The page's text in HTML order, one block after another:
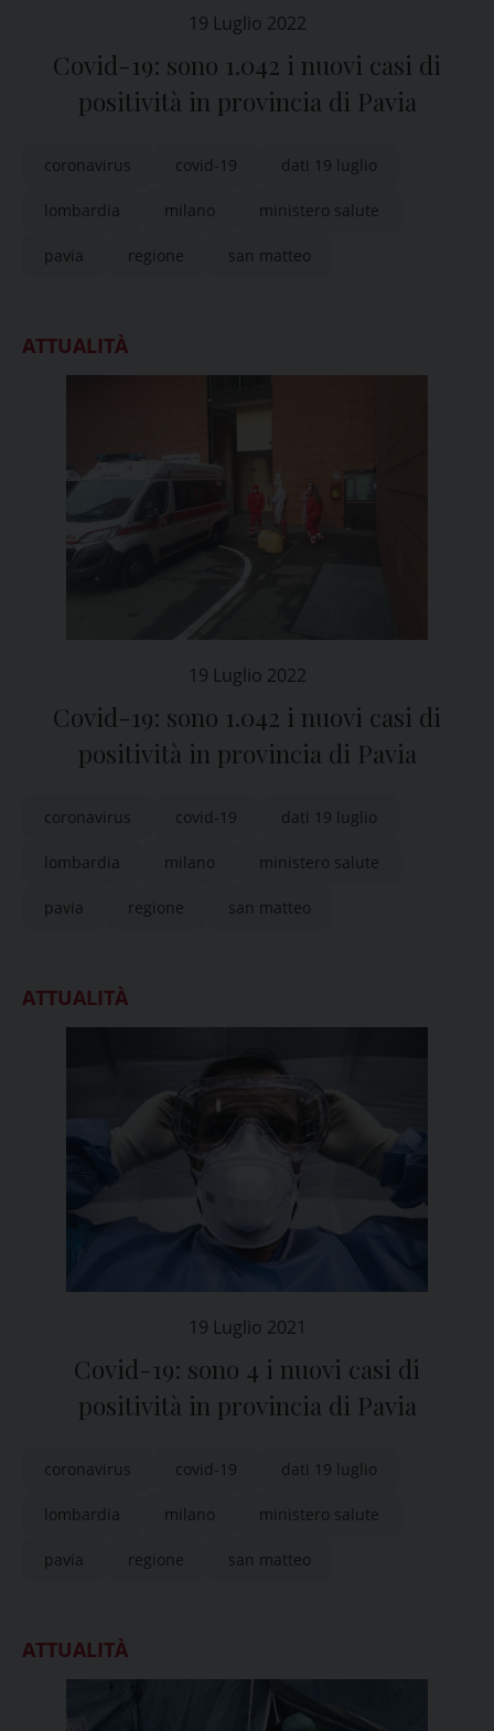
19 Luglio 2022
Covid-19: sono 1.042 i nuovi casi di
positività in provincia di Pavia
coronavirus covid-19 dati 19 luglio
lombardia milano ministero salute
pavia regione san matteo
ATTUALITÀ
19 Luglio 2022
Covid-19: sono 1.042 i nuovi casi di
positività in provincia di Pavia
coronavirus covid-19 dati 19 luglio
lombardia milano ministero salute
pavia regione san matteo
ATTUALITÀ
19 Luglio 2021
Covid-19: sono 4 i nuovi casi di
positività in provincia di Pavia
coronavirus covid-19 dati 19 luglio
lombardia milano ministero salute
pavia regione san matteo
ATTUALITÀ